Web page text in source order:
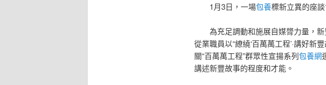
1月3日，一場包養標新立異的座
為充足調動和施展自媒膂力量，新
從業職員以“繚繞‘百萬萬工程’·講好新
關“百萬萬工程”群眾性宣揚系列包養網
講述新豐故事的程度和才能。